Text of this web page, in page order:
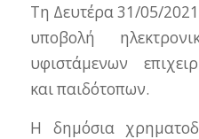
Τη Δευτέρα 31/05/
υποβολή
υφιστάμενων
και παιδότοπων.
Η δημόσια